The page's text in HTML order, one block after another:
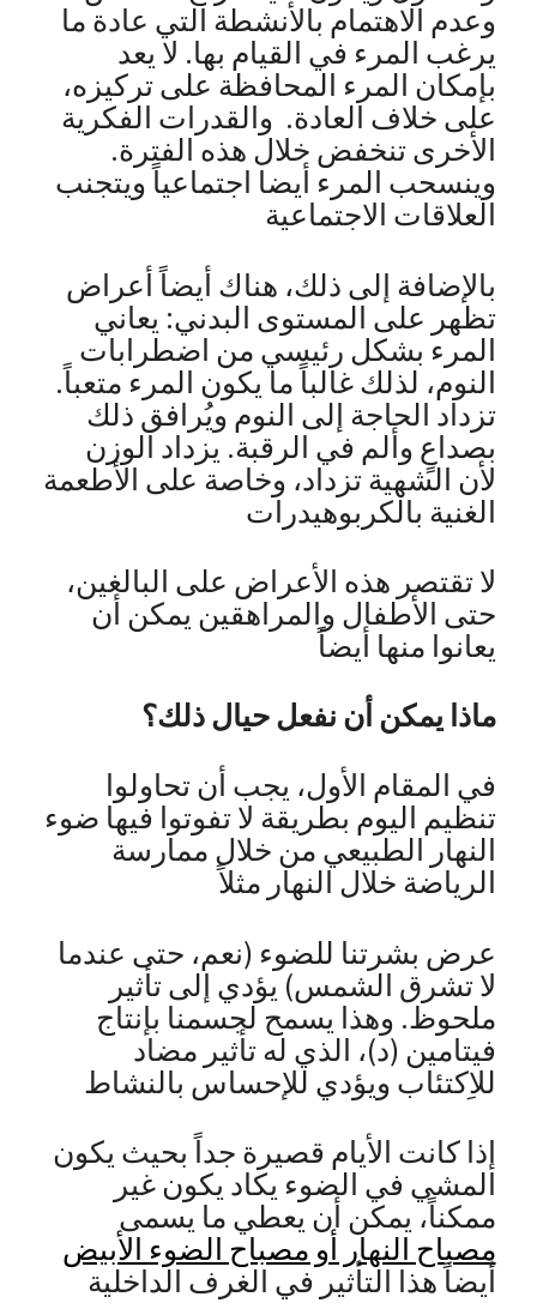
وعدم الاهتمام بالأنشطة التي عادة ما
يرغب المرء في القيام بها. لا يعد
بإمكان المرء المحافظة على تركيزه،
على خلاف العادة. والقدرات الفكرية
الأخرى تنخفض خلال هذه الفترة.
وينسحب المرء أيضا اجتماعياً ويتجنب
العلاقات الاجتماعية
بالإضافة إلى ذلك، هناك أيضاً أعراض
تظهر على المستوى البدني: يعاني
المرء بشكل رئيسي من اضطرابات
النوم، لذلك غالباً ما يكون المرء متعباً.
تزداد الحاجة إلى النوم ويُرافق ذلك
بصداعٍ وألم في الرقبة. يزداد الوزن
لأن الشهية تزداد، وخاصة على الأطعمة
الغنية بالكربوهيدرات
لا تقتصر هذه الأعراض على البالغين،
حتى الأطفال والمراهقين يمكن أن
يعانوا منها أيضاً
ماذا يمكن أن نفعل حيال ذلك؟
في المقام الأول، يجب أن تحاولوا
تنظيم اليوم بطريقة لا تفوتوا فيها ضوء
النهار الطبيعي من خلال ممارسة
الرياضة خلال النهار مثلاً
عرض بشرتنا للضوء (نعم، حتى عندما
لا تشرق الشمس) يؤدي إلى تأثير
ملحوظ. وهذا يسمح لجسمنا بإنتاج
فيتامين (د)، الذي له تأثير مضاد
للاِكتئاب ويؤدي للإحساس بالنشاط
المشي في الضوء يكاد يكون غير
ممكناً، يمكن أن يعطي ما يسمى
مصباح النهار أو مصباح الضوء الأبيض
أيضاً هذا التأثير في الغرف الداخلية